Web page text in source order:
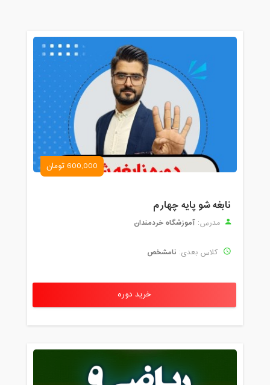
600,000 تومان
نابغه شو پایه چهارم
مدرس: آموزشگاه خردمندان
کلاس بعدی: نامشخص
خرید دوره